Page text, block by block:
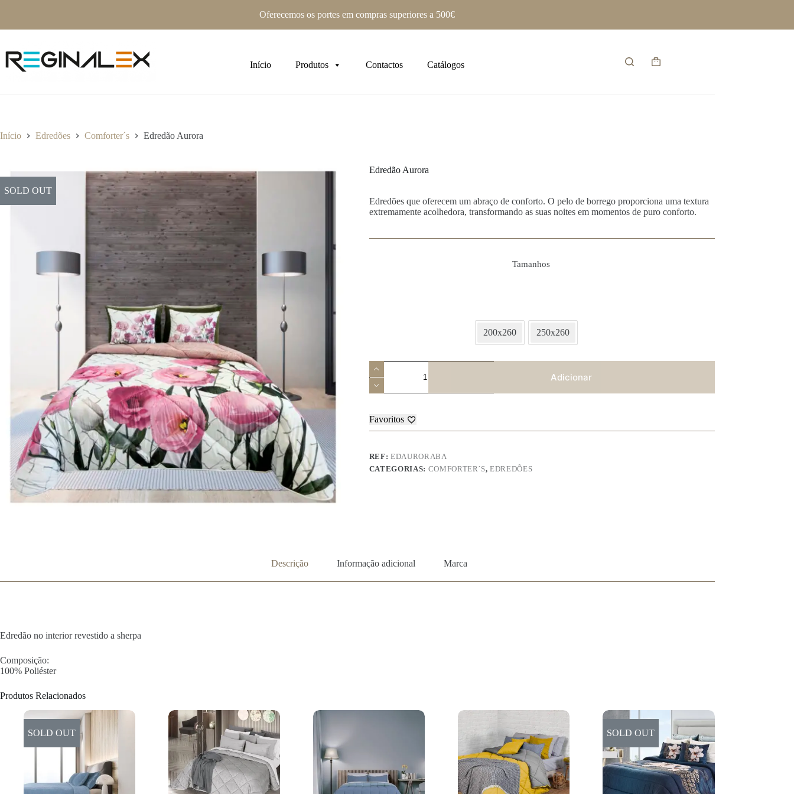
Oferecemos os portes em compras superiores a 500€
Início Produtos Contactos Catálogos
Carrinho
Início Edredões Comforter´s Edredão Aurora
SOLD OUT
Edredão Aurora
Edredões que oferecem um abraço de conforto. O pelo de borrego proporciona uma textura
extremamente acolhedora, transformando as suas noites em momentos de puro conforto.
Tamanhos
200x260 250x260
Quantidade
de
Edredão
Aurora
Adicionar
Favoritos
REF:EDAURORABA
CATEGORIAS: COMFORTER´S,EDREDÕES
Descrição Informação adicional Marca
Edredão no interior revestido a sherpa
Composição:
100% Poliéster
Produtos Relacionados
SOLD OUT SOLD OUT